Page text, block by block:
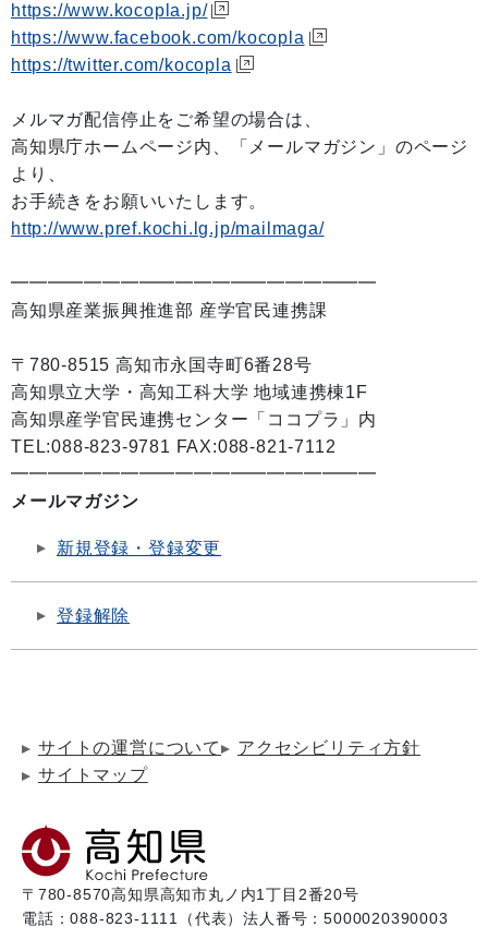
https://www.kocopla.jp/
https://www.facebook.com/kocopla
https://twitter.com/kocopla
メルマガ配信停止をご希望の場合は、
高知県庁ホームページ内、「メールマガジン」のページ
より、
お手続きをお願いいたします。
http://www.pref.kochi.lg.jp/mailmaga/
━━━━━━━━━━━━━━━━━━━━
高知県産業振興推進部 産学官民連携課
〒780-8515 高知市永国寺町6番28号
高知県立大学・高知工科大学 地域連携棟1F
高知県産学官民連携センター「ココプラ」内
TEL:088-823-9781 FAX:088-821-7112
━━━━━━━━━━━━━━━━━━━━
メールマガジン
新規登録・登録変更
登録解除
サイトの運営について
アクセシビリティ方針
サイトマップ
〒780-8570高知県高知市丸ノ内1丁目2番20号
電話：088-823-1111（代表）法人番号：5000020390003